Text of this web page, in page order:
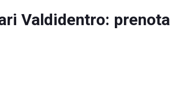
Valdidentro: